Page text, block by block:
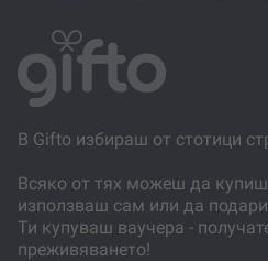
В Gifto избираш от стотици
Всяко от тях можеш да купиш
използваш сам или да
Ти купуваш ваучера -
преживяването!